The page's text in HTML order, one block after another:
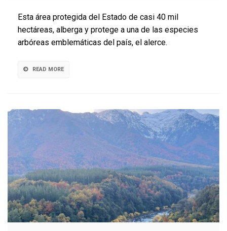
Esta área protegida del Estado de casi 40 mil
hectáreas, alberga y protege a una de las especies
arbóreas emblemáticas del país, el alerce.
READ MORE